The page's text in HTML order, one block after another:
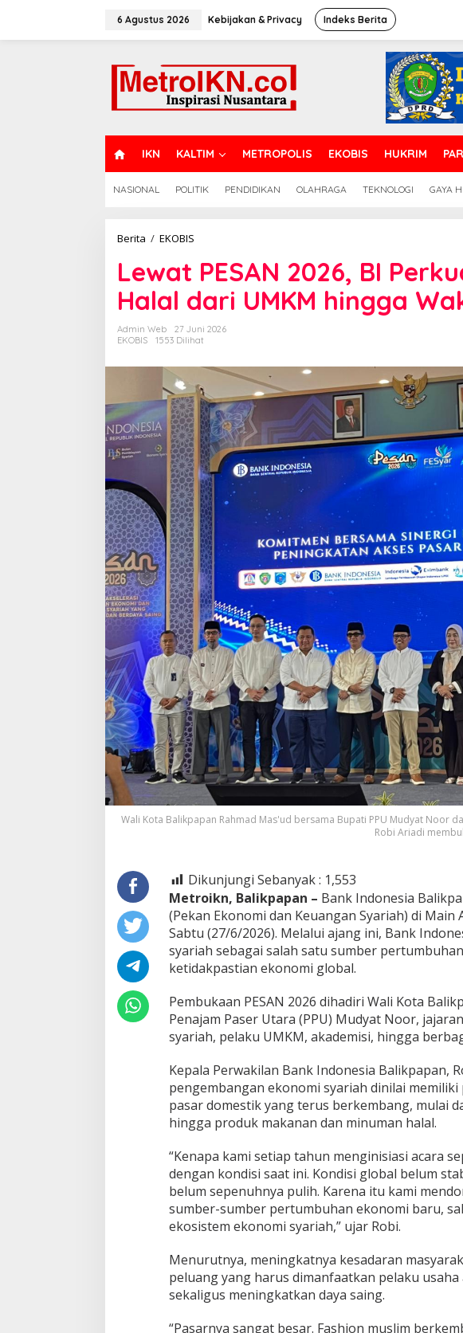
6 Agustus 2026 Kebijakan & Privacy Indeks Berita
O
M
IKN KALTIM METROPOLIS EKOBIS HUKRIM
NASIONAL POLITIK PENDIDIKAN OLAHRAGA TEKNOLOGI GAYA
Berita / EKOBIS
2026,
BI
Perkuat
Ekosistem
Halal
dari
hingga
Wakaf
Produktif
Lewat PESAN 2026, BI
Halal dari UMKM hingga
Admin Web
27 Juni 2026
EKOBIS
1553 Dilihat
Wali Kota Balikpapan Rahmad Mas'ud bersama Bupati PPU Mudyat Noor
Robi Ariadi
Dikunjungi Sebanyak : 1,553
Metroikn, Balikpapan – Bank Indonesia
(Pekan Ekonomi dan Keuangan Syariah) di
Sabtu (27/6/2026). Melalui ajang ini, Bank
syariah sebagai salah satu sumber
ketidakpastian ekonomi global.
Pembukaan PESAN 2026 dihadiri Wali Kota
Penajam Paser Utara (PPU) Mudyat Noor,
syariah, pelaku UMKM, akademisi, hingga
Kepala Perwakilan Bank Indonesia Balikpapan,
pengembangan ekonomi syariah dinilai
pasar domestik yang terus berkembang, mulai
hingga produk makanan dan minuman halal.
“Kenapa kami setiap tahun menginisiasi acara
dengan kondisi saat ini. Kondisi global belum
belum sepenuhnya pulih. Karena itu kami
sumber-sumber pertumbuhan ekonomi baru,
ekosistem ekonomi syariah,” ujar Robi.
Menurutnya, meningkatnya kesadaran
peluang yang harus dimanfaatkan pelaku
sekaligus meningkatkan daya saing.
“Pasarnya sangat besar. Fashion muslim